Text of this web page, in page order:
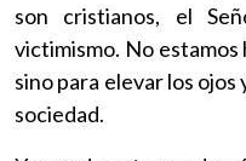
son cristianos, el
victimismo. No estamos
sino para elevar los ojos
sociedad.